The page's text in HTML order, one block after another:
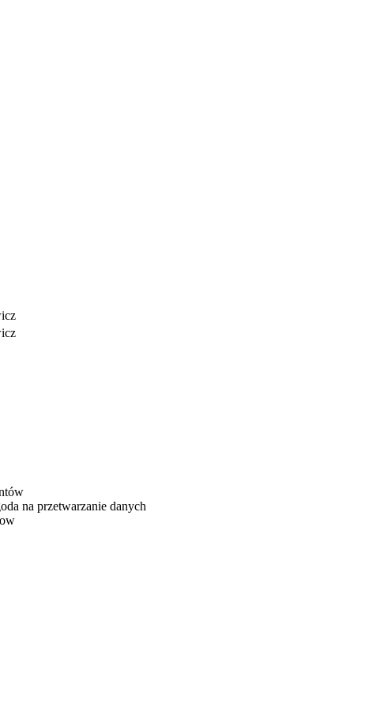
na przetwarzanie danych